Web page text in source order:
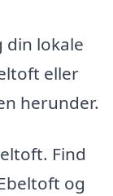
lokale
eller
herunder.
Find
og